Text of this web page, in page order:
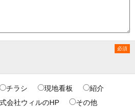
チラシ 現地看板
紹介
会社ウィルのHP その他